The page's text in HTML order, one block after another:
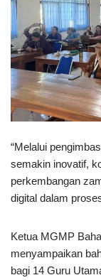
“Melalui
semakin inovatif,
perkembangan
digital dalam
Ketua MGMP
menyampaikan
bagi 14 Guru